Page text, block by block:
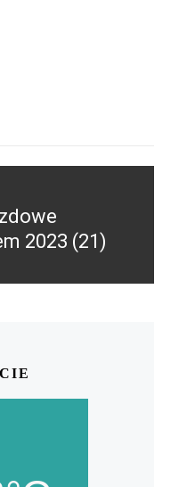
2023 (21)